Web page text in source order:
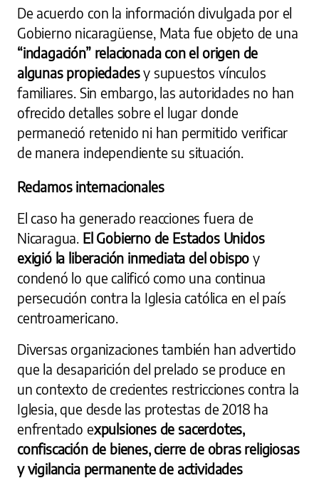
De acuerdo con la información divulgada por el
Gobierno nicaragüense, Mata fue objeto de una
“indagación” relacionada con el origen de
algunas propiedadesy supuestos vínculos
familiares. Sin embargo, las autoridades no han
ofrecido detalles sobre el lugar donde
permaneció retenido ni han permitido verificar
de manera independiente su situación.
Reclamos internacionales
El caso ha generado reacciones fuera de
Nicaragua. El Gobierno de Estados Unidos
exigió la liberación inmediata del obispo y
condenó lo que calificó como una continua
persecución contra la Iglesia católica en el país
centroamericano.
Diversas organizaciones también han advertido
que la desaparición del prelado se produce en
un contexto de crecientes restricciones contra la
Iglesia, que desde las protestas de 2018 ha
enfrentado expulsiones de sacerdotes,
confiscación de bienes, cierre de obras religiosas
y vigilancia permanente de actividades